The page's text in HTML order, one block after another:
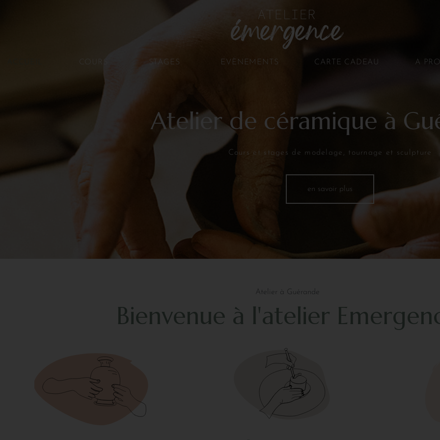
COURS STAGES EVÈNEMENTS CARTE CADEAU A
Atelier de céramique à
Cours et stages de modelage, tournage et sculpture
en savoir plus
Atelier à Guérande
Bienvenue à l'atelier